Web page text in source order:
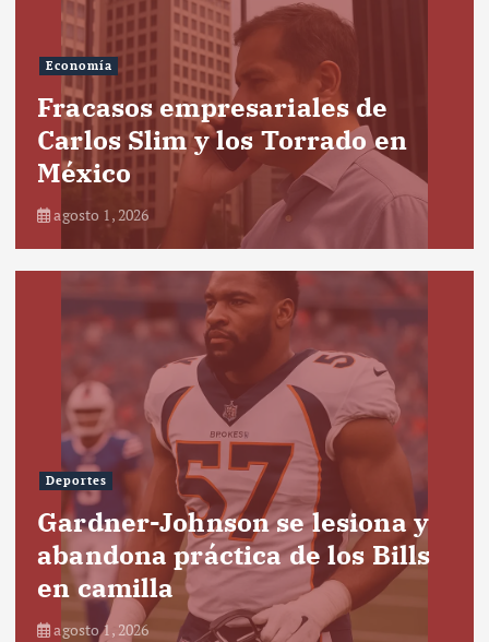
Economía
Fracasos empresariales de
Carlos Slim y los Torrado en
México
agosto 1, 2026
Deportes
Gardner-Johnson se lesiona y
abandona práctica de los Bills
en camilla
agosto 1, 2026